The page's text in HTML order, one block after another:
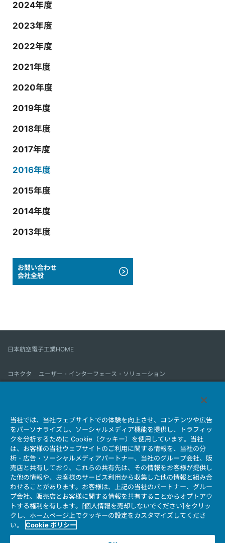
2024年度
2023年度
2022年度
2021年度
2020年度
2019年度
2018年度
2017年度
2016年度
2015年度
2014年度
2013年度
お問い合わせ
会社全般
日本航空電子工業HOME
コネクタ
ユーザー・インターフェース・ソリューション
会社情報 サステナビリティ IR情報 採用情報
会社情報新着一覧
製品情報新着一覧
サイトマップ お問い合わせ
個人情報保護ポリシー
JAE Cookie Policy
ウェブアクセシビリティ方針
マイナンバー情報保護ポリシー
当社ウェブサイトのご利用について
ソーシャルメディア公式アカウント運用ポリシー
当社では、当社ウェブサイトでの体験を向上させ、コンテンツや広告
をパーソナライズし、ソーシャルメディア機能を提供し、トラフィッ
クを分析するために Cookie（クッキー）を使用しています。当社
は、お客様の当社ウェブサイトのご利用に関する情報を、当社の分
析・広告・ソーシャルメディアパートナー、当社のグループ会社、販
売店と共有しており、これらの共有先は、その情報をお客様が提供し
た他の情報や、お客様のサービス利用から収集した他の情報と組み合
わせることがあります。お客様は、上記の当社のパートナー、グルー
プ会社、販売店とお客様に関する情報を共有することからオプトアウ
トする権利を有します。[個人情報を売却しないでください]をクリッ
クし、ホームページ上でクッキーの設定をカスタマイズしてくださ
い。
Cookie ポリシー